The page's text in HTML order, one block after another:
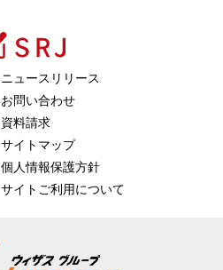
ニュースリリース
お問い合わせ
資料請求
サイトマップ
個人情報保護方針
サイトご利用について